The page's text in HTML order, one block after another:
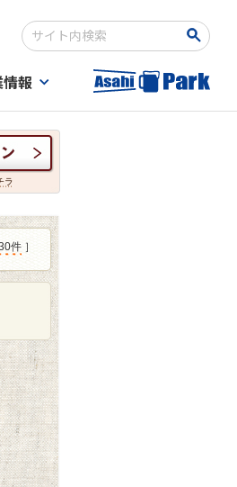
検索キーワード入力
報
ラ
件 ］